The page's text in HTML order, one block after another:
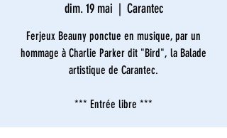
dim. 19 mai
  |
Carantec
Ferjeux Beauny ponctue en musique, par un
hommage à Charlie Parker dit "Bird", la Balade
artistique de Carantec.
*** Entrée libre ***